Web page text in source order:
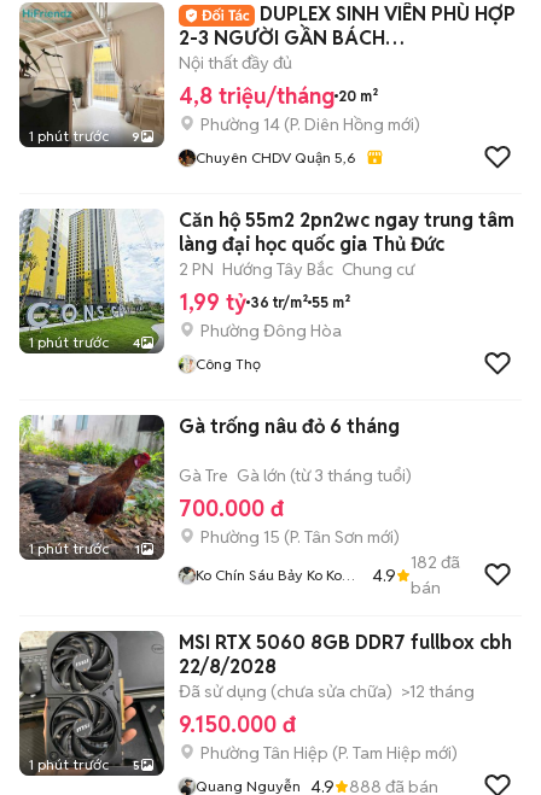
1 phút trước 9
DUPLEX SINH VIÊN PHÙ HỢP
2-3 NGƯỜI GẦN BÁCH
KHOA,UEH,SGU,KHTN,SƯ PHẠM
Nội thất đầy đủ
4,8 triệu/tháng 20 m²
Phường 14 (P. Diên Hồng mới)
Chuyên CHDV Quận 5,6
1 phút trước 4
Căn hộ 55m2 2pn2wc ngay trung tâm
làng đại học quốc gia Thủ Đức
2 PN Hướng Tây Bắc Chung cư
1,99 tỷ 36 tr/m² 55 m²
Phường Đông Hòa
Công Thọ
1 phút trước 1
Gà trống nâu đỏ 6 tháng
Gà Tre Gà lớn (từ 3 tháng tuổi)
700.000 đ
Phường 15 (P. Tân Sơn mới)
Ko Chín Sáu Bảy Ko Ko
4.9
182 đã
bán
1 phút trước 5
MSI RTX 5060 8GB DDR7 fullbox cbh
22/8/2028
Đã sử dụng (chưa sửa chữa) >12 tháng
9.150.000 đ
Phường Tân Hiệp (P. Tam Hiệp mới)
Quang Nguyễn 4.9 888 đã bán